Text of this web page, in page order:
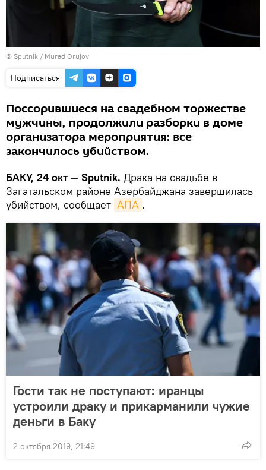
© Sputnik / Murad Orujov
Подписаться
Поссорившиеся на свадебном торжестве
мужчины, продолжили разборки в доме
организатора мероприятия: все
закончилось убийством.
БАКУ, 24 окт — Sputnik. Драка на свадьбе в
Загатальском районе Азербайджана завершилась
убийством, сообщает АПА .
Гости так не поступают: иранцы
устроили драку и прикарманили чужие
деньги в Баку
2 октября 2019, 21:49